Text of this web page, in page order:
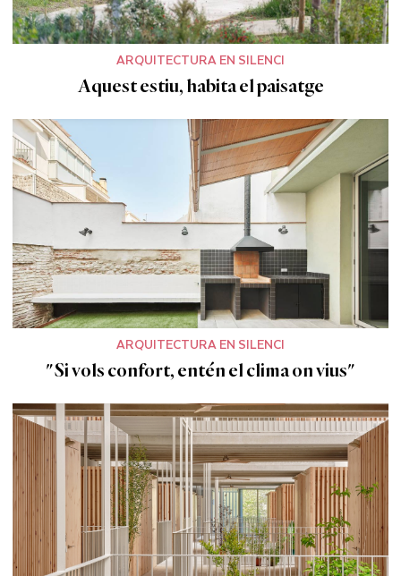
ARQUITECTURA EN SILENCI
Aquest estiu, habita el paisatge
ARQUITECTURA EN SILENCI
"Si vols confort, entén el clima on vius"